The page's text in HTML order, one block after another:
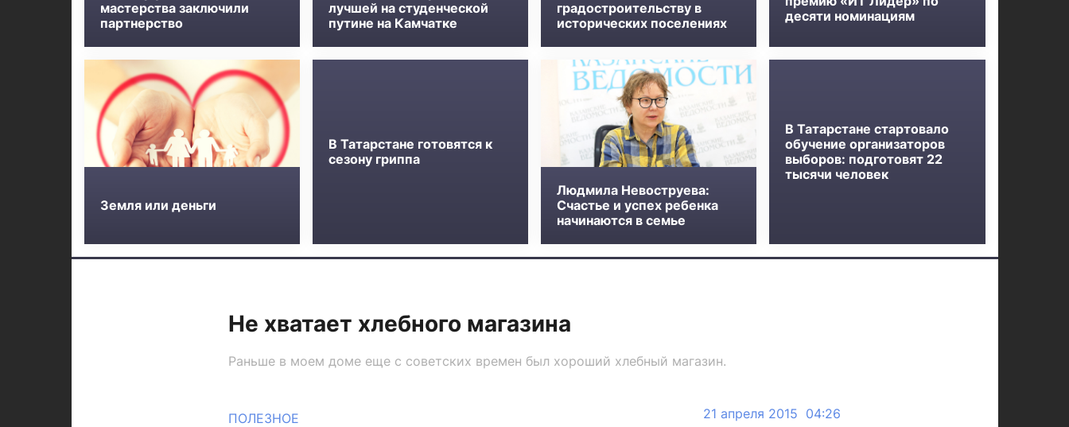
мастерства заключили
партнерство
лучшей на студенческой
путине на Камчатке
градостроительству в
исторических поселениях
десяти номинациям
Земля или деньги
В Татарстане готовятся к
сезону гриппа
Людмила Невоструева:
Счастье и успех ребенка
начинаются в семье
В Татарстане стартовало
обучение организаторов
выборов: подготовят 22
тысячи человек
Не хватает хлебного магазина
Раньше в моем доме еще с советских времен был хороший хлебный магазин.
ПОЛЕЗНОЕ 21 апреля 2015 04:26